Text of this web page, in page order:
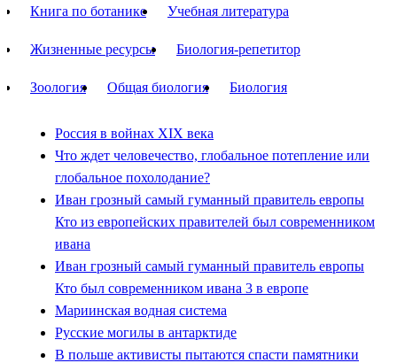
Книга по ботанике Учебная литература
Жизненные ресурсы Биология-репетитор
Зоология Общая биология Биология
Россия в войнах XIX века
Что ждет человечество, глобальное потепление или
глобальное похолодание?
Иван грозный самый гуманный правитель европы
Кто из европейских правителей был современником
ивана
Иван грозный самый гуманный правитель европы
Кто был современником ивана 3 в европе
Мариинская водная система
Русские могилы в антарктиде
В польше активисты пытаются спасти памятники